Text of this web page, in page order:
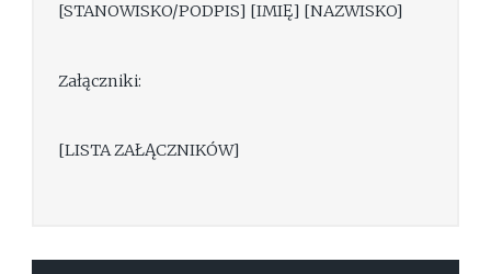
[STANOWISKO/PODPIS] [IMIĘ] [NAZWISKO]
Załączniki:
[LISTA ZAŁĄCZNIKÓW]